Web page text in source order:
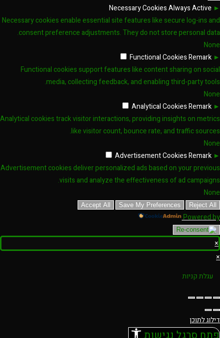
►
Necessary CookiesAlways Active
Necessary cookies enable essential site features like secure log-ins and
consent preference adjustments. They do not store personal data.
None
►
Functional CookiesRemark
Functional cookies support features like content sharing on social
media, collecting feedback, and enabling third-party tools.
None
►
Analytical CookiesRemark
Analytical cookies track visitor interactions, providing insights on metrics
like visitor count, bounce rate, and traffic sources.
None
►
Advertisement CookiesRemark
Advertisement cookies deliver personalized ads based on your previous
visits and analyze the effectiveness of ad campaigns.
None
Reject All
Save My Preferences
Accept All
Powered by
×
×
עגלת קניות
דילוג לתוכן